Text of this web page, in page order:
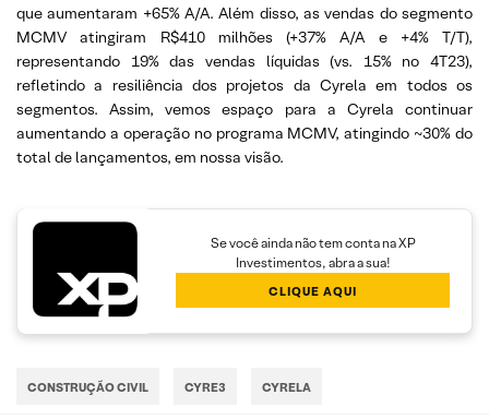
que aumentaram +65% A/A. Além disso, as vendas do segmento
MCMV atingiram R$410 milhões (+37% A/A e +4% T/T),
representando 19% das vendas líquidas (vs. 15% no 4T23),
refletindo a resiliência dos projetos da Cyrela em todos os
segmentos. Assim, vemos espaço para a Cyrela continuar
aumentando a operação no programa MCMV, atingindo ~30% do
total de lançamentos, em nossa visão.
Se você ainda não tem conta na XP
Investimentos, abra a sua!
CLIQUE AQUI
CONSTRUÇÃO CIVIL CYRE3 CYRELA